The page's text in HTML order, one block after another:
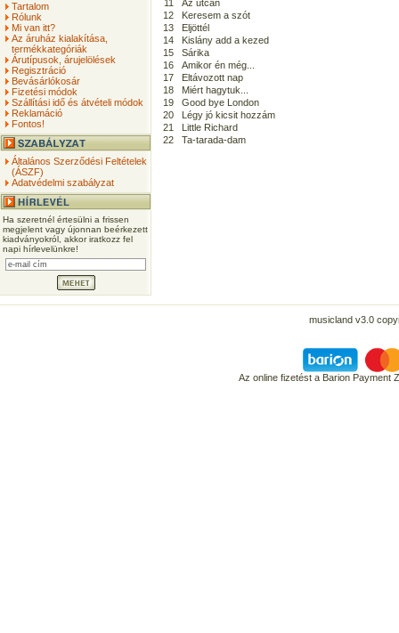
Tartalom
Rólunk
Mi van itt?
Az áruház kialakítása,
termékkategóriák
Árutípusok, árujelölések
Regisztráció
Bevásárlókosár
Fizetési módok
Szállítási idő és átvételi módok
Reklamáció
Fontos!
Általános Szerződési Feltételek
(ÁSZF)
Adatvédelmi szabályzat
Ha szeretnél értesülni a frissen
megjelent vagy újonnan beérkezett
kiadványokról, akkor iratkozz fel
napi hírlevelünkre!
11
Az utcán
12
Keresem a szót
13
Eljöttél
14
Kislány add a kezed
15
Sárika
16
Amikor én még...
17
Eltávozott nap
18
Miért hagytuk...
19
Good bye London
20
Légy jó kicsit hozzám
21
Little Richard
22
Ta-tarada-dam
musicland v3.0
Az online fizetést a Barion Payment